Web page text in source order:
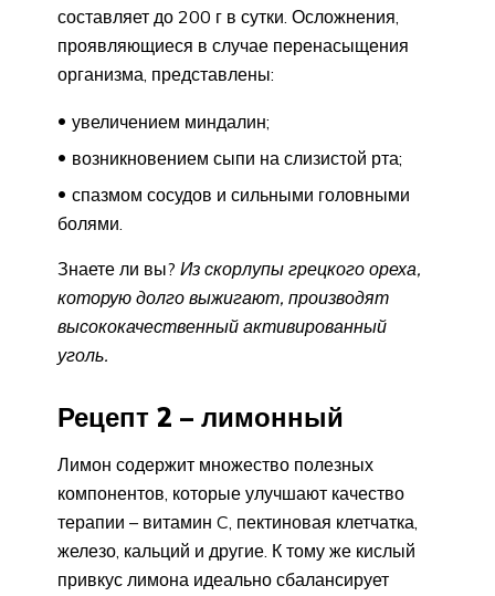
составляет до 200 г в сутки. Осложнения,
проявляющиеся в случае перенасыщения
организма, представлены:
увеличением миндалин;
возникновением сыпи на слизистой рта;
спазмом сосудов и сильными головными
болями.
Знаете ли вы? Из скорлупы грецкого ореха,
которую долго выжигают, производят
высококачественный активированный
уголь.
Рецепт 2 – лимонный
Лимон содержит множество полезных
компонентов, которые улучшают качество
терапии – витамин C, пектиновая клетчатка,
железо, кальций и другие. К тому же кислый
привкус лимона идеально сбалансирует